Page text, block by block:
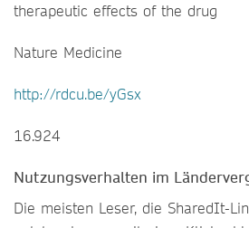
therapeutic effects of the drug
Nature Medicine
http://rdcu.be/yGsx
16.924
Nutzungsverhalten im
Die meisten Leser, die SharedIt-